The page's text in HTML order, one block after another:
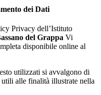
dei Dati
Privacy dell’Istituto
del Grappa Vi
disponibile online al
utilizzati si avvalgono di
alle finalità illustrate nella